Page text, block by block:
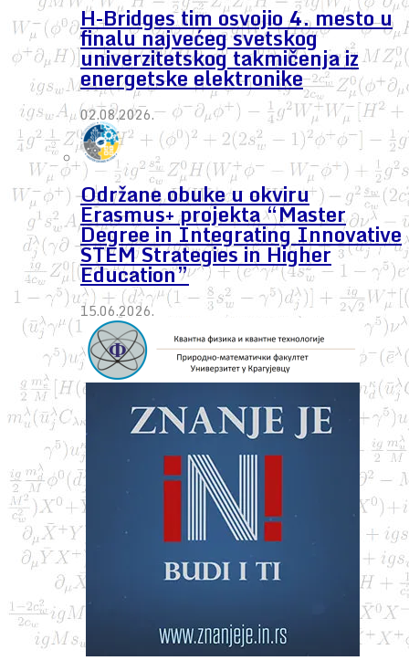
H-Bridges tim osvojio 4. mesto u
finalu najvećeg svetskog
univerzitetskog takmičenja iz
energetske elektronike
02.08.2026.
Održane obuke u okviru
Erasmus+ projekta “Master
Degree in Integrating Innovative
STEM Strategies in Higher
Education”
15.06.2026.